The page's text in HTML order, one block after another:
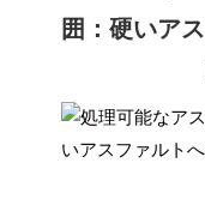
囲：硬いア